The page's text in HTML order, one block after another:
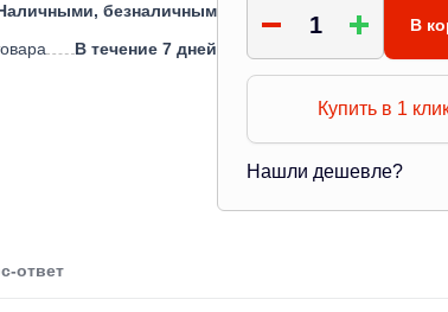
безналичным
В течение 7 дней
В
Купить в 1
Нашли дешевле?
ответ